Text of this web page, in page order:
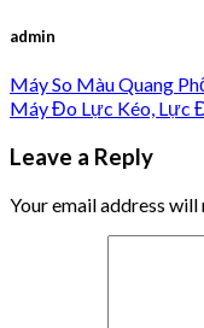
admin
Máy So Màu Quang
Máy Đo Lực Kéo, Lực
Leave a Reply
Your email address will